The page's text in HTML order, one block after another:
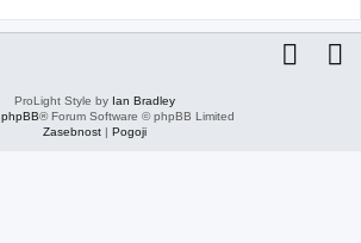
ProLight Style by Ian Bradley
phpBB® Forum Software © phpBB Limited
Zasebnost| Pogoji